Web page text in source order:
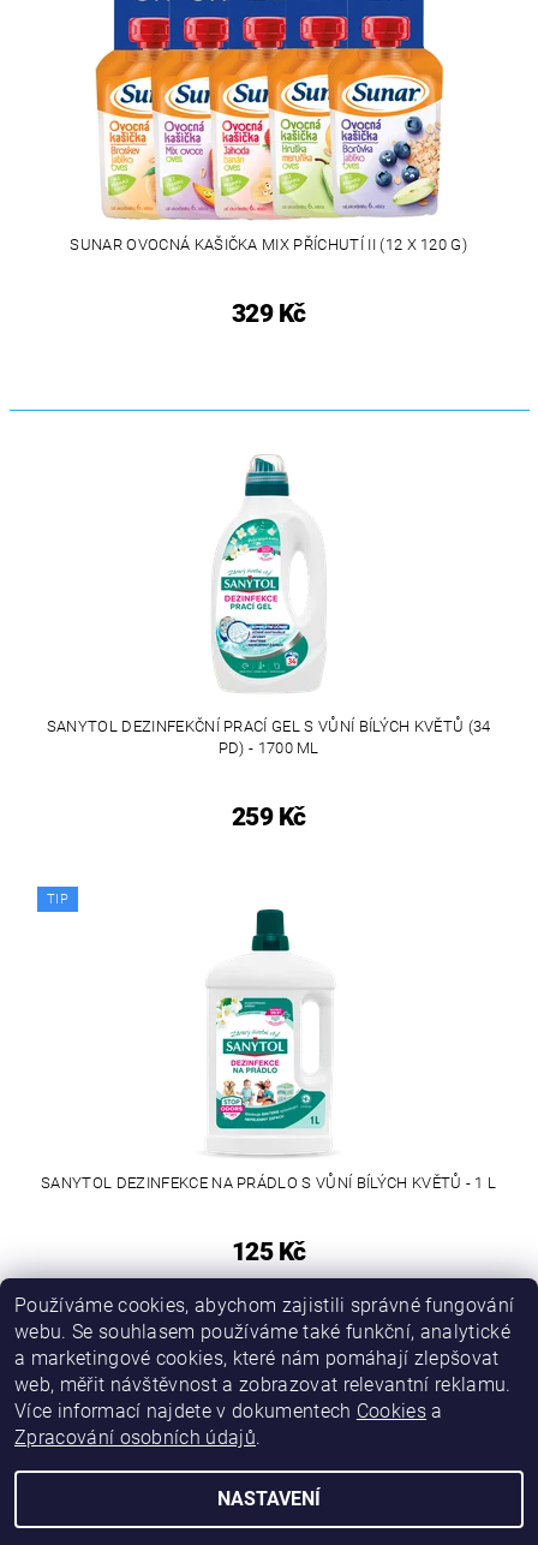
SUNAR OVOCNÁ KAŠIČKA MIX PŘÍCHUTÍ II (12 X 120 G)
329 Kč
SANYTOL DEZINFEKČNÍ PRACÍ GEL S VŮNÍ BÍLÝCH KVĚTŮ (34
PD) - 1700 ML
259 Kč
TIP
SANYTOL DEZINFEKCE NA PRÁDLO S VŮNÍ BÍLÝCH KVĚTŮ - 1 L
125 Kč
2026 © Chcipleny.cz, všechna práva vyhrazenaUpravit nastavení cookies
Používáme cookies, abychom zajistili správné fungování
webu. Se souhlasem používáme také funkční, analytické
a marketingové cookies, které nám pomáhají zlepšovat
web, měřit návštěvnost a zobrazovat relevantní reklamu.
Více informací najdete v dokumentech Cookies a
Zpracování osobních údajů.
NASTAVENÍ